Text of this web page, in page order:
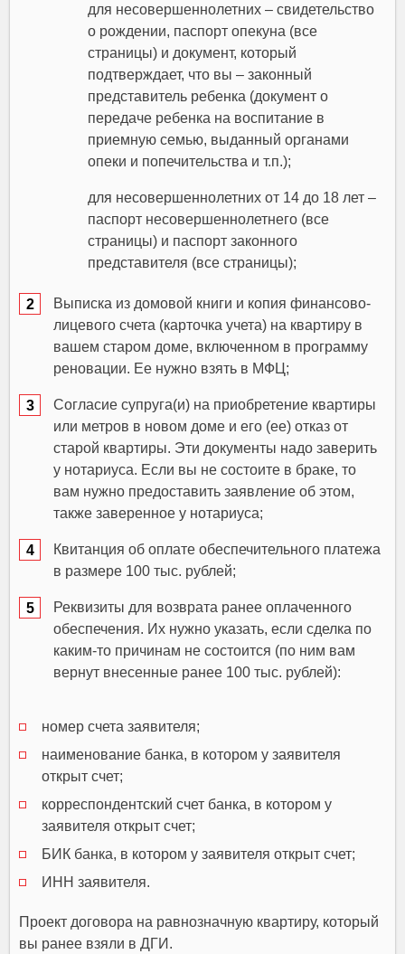
для несовершеннолетних – свидетельство
о рождении, паспорт опекуна (все
страницы) и документ, который
подтверждает, что вы – законный
представитель ребенка (документ о
передаче ребенка на воспитание в
приемную семью, выданный органами
опеки и попечительства и т.п.);
для несовершеннолетних от 14 до 18 лет –
паспорт несовершеннолетнего (все
страницы) и паспорт законного
представителя (все страницы);
Выписка из домовой книги и копия финансово-
лицевого счета (карточка учета) на квартиру в
вашем старом доме, включенном в программу
реновации. Ее нужно взять в МФЦ;
Согласие супруга(и) на приобретение квартиры
или метров в новом доме и его (ее) отказ от
старой квартиры. Эти документы надо заверить
у нотариуса. Если вы не состоите в браке, то
вам нужно предоставить заявление об этом,
также заверенное у нотариуса;
Квитанция об оплате обеспечительного платежа
в размере 100 тыс. рублей;
Реквизиты для возврата ранее оплаченного
обеспечения. Их нужно указать, если сделка по
каким-то причинам не состоится (по ним вам
вернут внесенные ранее 100 тыс. рублей):
номер счета заявителя;
наименование банка, в котором у заявителя
открыт счет;
корреспондентский счет банка, в котором у
заявителя открыт счет;
БИК банка, в котором у заявителя открыт счет;
ИНН заявителя.
Проект договора на равнозначную квартиру, который
вы ранее взяли в ДГИ.